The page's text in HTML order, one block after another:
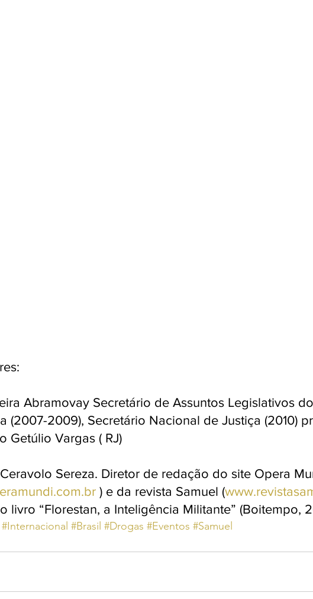
Abramovay Secretário de Assuntos Legislativos
(2007-2009), Secretário Nacional de Justiça (2010)
Getúlio Vargas ( RJ)
Sereza. Diretor de redação do site Opera
) e da revista Samuel (
livro “Florestan, a Inteligência Militante” (Boitempo,
#Internacional #Brasil #Drogas #Eventos #Samuel